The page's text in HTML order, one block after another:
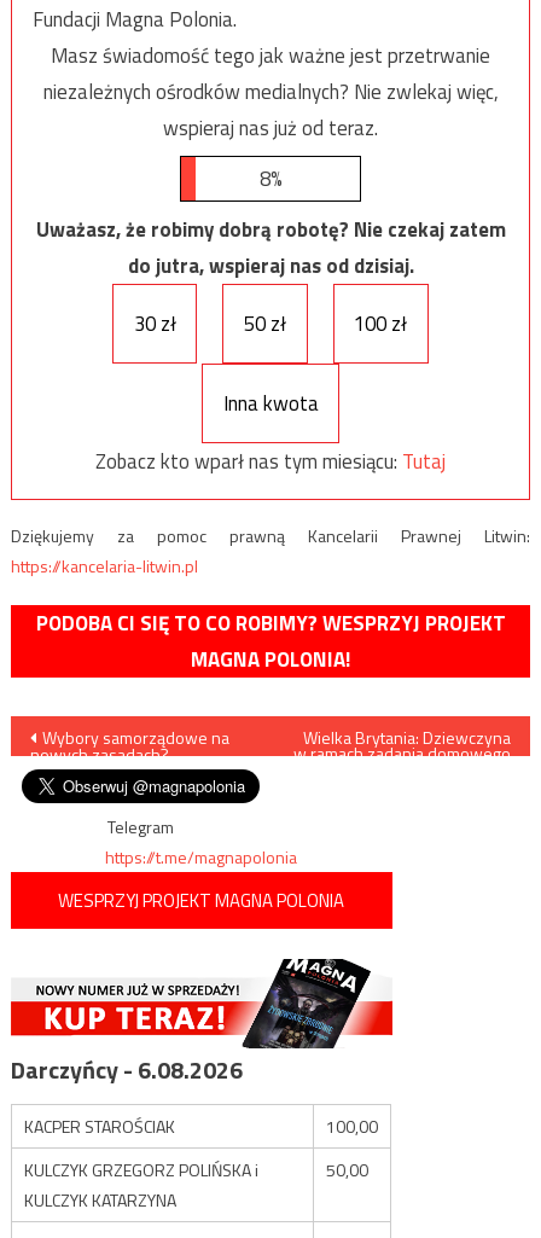
Fundacji Magna Polonia.
Masz świadomość tego jak ważne jest przetrwanie
niezależnych ośrodków medialnych? Nie zwlekaj więc,
wspieraj nas już od teraz.
8%
Uważasz, że robimy dobrą robotę? Nie czekaj zatem
do jutra, wspieraj nas od dzisiaj.
30 zł
50 zł 100 zł
Inna kwota
Zobacz kto wparł nas tym miesiącu: Tutaj
Dziękujemy za pomoc prawną Kancelarii Prawnej Litwin:
https://kancelaria-litwin.pl
PODOBA CI SIĘ TO CO ROBIMY? WESPRZYJ PROJEKT
MAGNA POLONIA!
Nawigacja
wpisu
Wybory samorządowe na
nowych zasadach?
Wielka Brytania: Dziewczyna
w ramach zadania domowego
Telegram
https://t.me/magnapolonia
WESPRZYJ PROJEKT MAGNA POLONIA
Darczyńcy - 6.08.2026
KACPER STAROŚCIAK
100,00
KULCZYK GRZEGORZ POLIŃSKA i
KULCZYK KATARZYNA
50,00